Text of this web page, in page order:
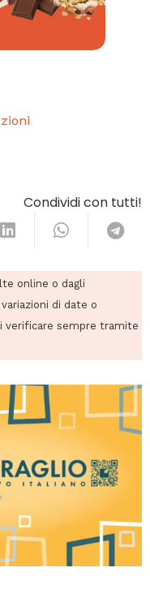
Condividi con tutti!
online o dagli
di date o
verificare sempre tramite